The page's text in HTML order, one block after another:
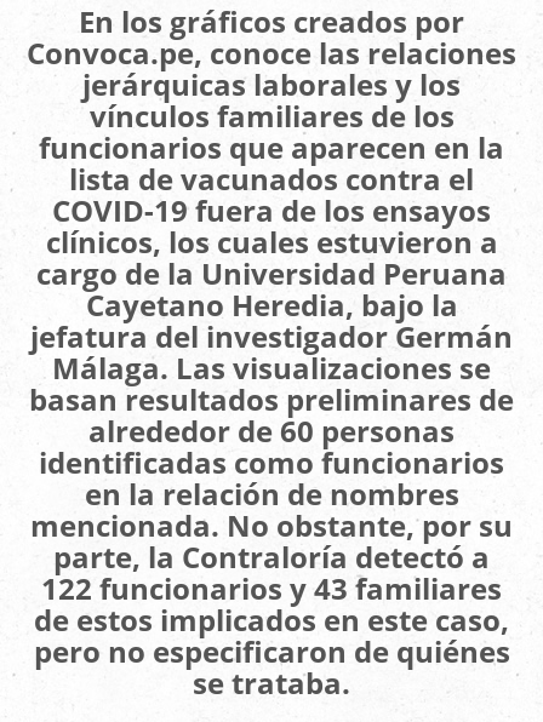
En los gráficos creados por
Convoca.pe, conoce las relaciones
jerárquicas laborales y los
vínculos familiares de los
funcionarios que aparecen en la
lista de vacunados contra el
COVID-19 fuera de los ensayos
clínicos, los cuales estuvieron a
cargo de la Universidad Peruana
Cayetano Heredia, bajo la
jefatura del investigador Germán
Málaga. Las visualizaciones se
basan resultados preliminares de
alrededor de 60 personas
identificadas como funcionarios
en la relación de nombres
mencionada. No obstante, por su
parte, la Contraloría detectó a
122 funcionarios y 43 familiares
de estos implicados en este caso,
pero no especificaron de quiénes
se trataba.